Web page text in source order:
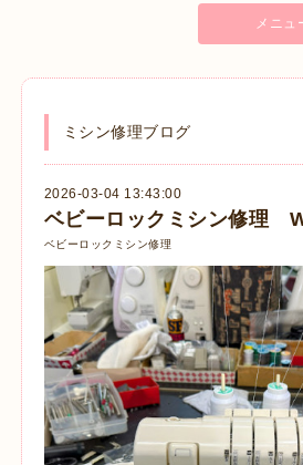
メニュ
ミシン修理ブログ
2026-03-04 13:43:00
ベビーロックミシン修理
ベビーロックミシン修理